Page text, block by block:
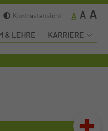
Kontrastansicht A A A
& LEHRE KARRIERE